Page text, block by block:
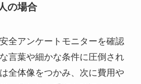
の場合
全アンケートモニターを確認
言葉や細かな条件に圧倒され
全体像をつかみ、次に費用や